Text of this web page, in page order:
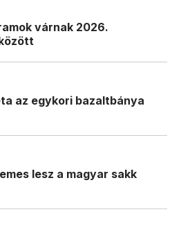
várnak 2026.
az egykori bazaltbánya
lesz a magyar sakk